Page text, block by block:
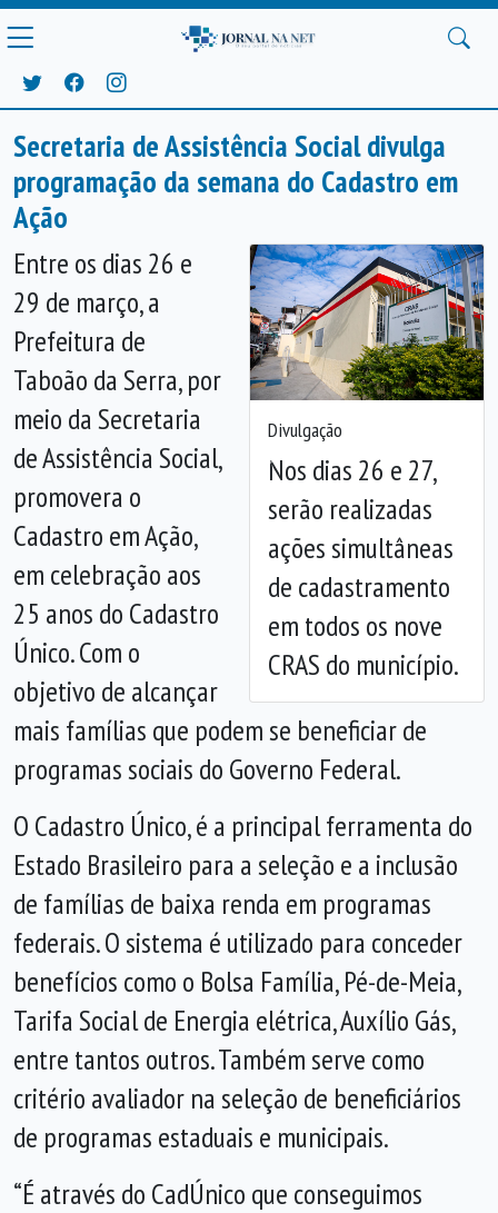
Secretaria de Assistência Social divulga
programação da semana do Cadastro em
Ação
Divulgação
Nos dias 26 e 27,
serão realizadas
ações simultâneas
de cadastramento
em todos os nove
CRAS do município.
Anterior
Entre os dias 26 e
29 de março, a
Prefeitura de
Taboão da Serra, por
meio da Secretaria
de Assistência Social,
promovera o
Cadastro em Ação,
em celebração aos
25 anos do Cadastro
Único. Com o
objetivo de alcançar
mais famílias que podem se beneficiar de
programas sociais do Governo Federal.
O Cadastro Único, é a principal ferramenta do
Estado Brasileiro para a seleção e a inclusão
de famílias de baixa renda em programas
federais. O sistema é utilizado para conceder
benefícios como o Bolsa Família, Pé-de-Meia,
Tarifa Social de Energia elétrica, Auxílio Gás,
entre tantos outros. Também serve como
critério avaliador na seleção de beneficiários
de programas estaduais e municipais.
“É através do CadÚnico que conseguimos